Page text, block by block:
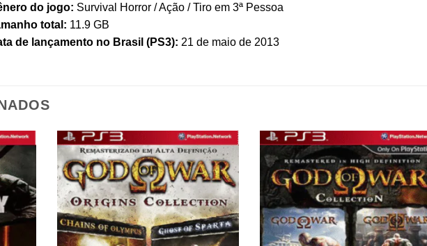
do jogo: Survival Horror / Ação / Tiro em 3ª Pessoa
total: 11.9 GB
de lançamento no Brasil (PS3): 21 de maio de 2013